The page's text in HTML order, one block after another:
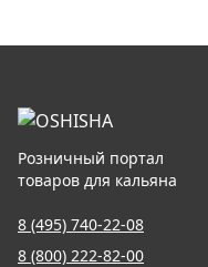
Розничный портал
товаров для кальяна
8 (495) 740-22-08
8 (800) 222-82-00